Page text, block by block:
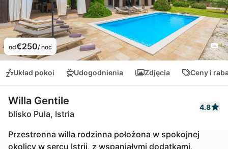
od€250/ noc
Układ pokoi Udogodnienia Zdjęcia Ceny i
Willa Gentile
blisko Pula, Istria
4.8
Przestronna willa rodzinna położona w spokojnej
okolicy w sercu Istrii, z wspaniałymi dodatkami,